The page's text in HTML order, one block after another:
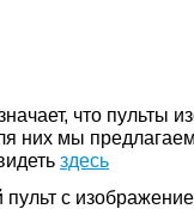
что пульты
них мы
здесь
с